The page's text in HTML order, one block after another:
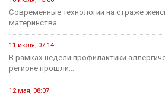
Современные технологии на страже
материнства
11 июля, 07:14
В рамках недели профилактики
регионе прошли...
12 мая, 08:07